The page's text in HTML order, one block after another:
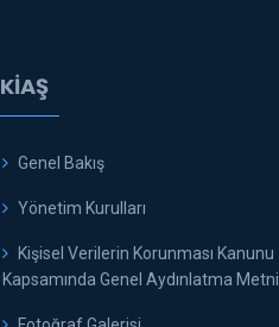
KİAŞ
Genel Bakış
Yönetim Kurulları
Kişisel Verilerin Korunması Kanunu
Kapsamında Genel Aydınlatma Metni